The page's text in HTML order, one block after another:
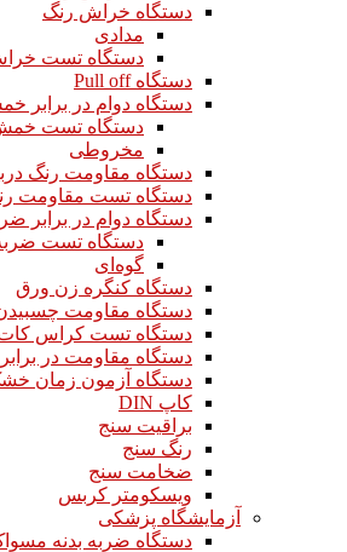
دستگاه خراش رنگ
مدادی
دستگاه تست
دستگاه Pull off
دستگاه دوام در برابر
دستگاه تست خمش
مخروطی
دستگاه مقاومت رنگ
دستگاه تست مقاومت
دستگاه دوام در برابر
دستگاه تست
گوه‌ای
دستگاه کنگره زن ورق
دستگاه مقاومت
دستگاه تست کراس
دستگاه مقاومت در
دستگاه آزمون زمان
کاپ DIN
براقیت سنج
رنگ سنج
ضخامت سنج
ویسکومتر کربس
آزمایشگاه پزشکی
دستگاه ضربه بدنه